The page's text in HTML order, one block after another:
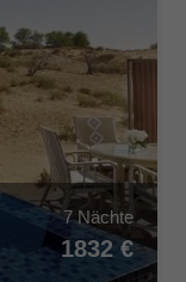
7 Nächte
1832 €